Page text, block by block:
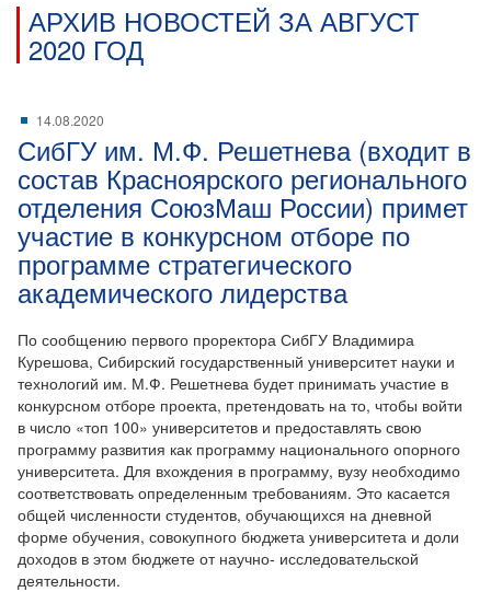
АРХИВ НОВОСТЕЙ ЗА АВГУСТ
2020 ГОД
14.08.2020
СибГУ им. М.Ф. Решетнева (входит в
состав Красноярского регионального
отделения СоюзМаш России) примет
участие в конкурсном отборе по
программе стратегического
академического лидерства
По сообщению первого проректора СибГУ Владимира
Курешова, Сибирский государственный университет науки и
технологий им. М.Ф. Решетнева будет принимать участие в
конкурсном отборе проекта, претендовать на то, чтобы войти
в число «топ 100» университетов и предоставлять свою
программу развития как программу национального опорного
университета. Для вхождения в программу, вузу необходимо
соответствовать определенным требованиям. Это касается
общей численности студентов, обучающихся на дневной
форме обучения, совокупного бюджета университета и доли
доходов в этом бюджете от научно- исследовательской
деятельности.